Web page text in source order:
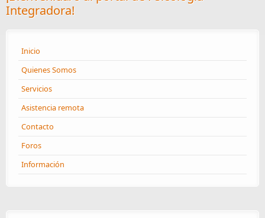
Integradora!
Inicio
Quienes Somos
Servicios
Asistencia remota
Contacto
Foros
Información